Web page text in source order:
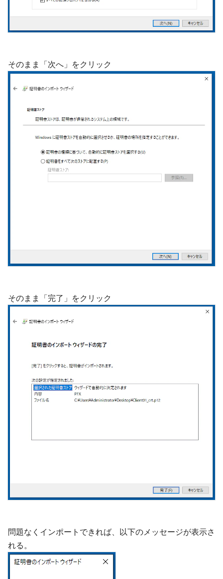
そのまま「次へ」をクリック
そのまま「完了」をクリック
問題なくインポートできれば、以下のメッセージが表示さ
れる。